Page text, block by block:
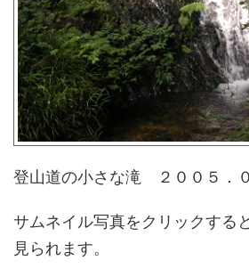
登山道の小さな滝 ２００５．
サムネイル写真をクリックする
見られます。